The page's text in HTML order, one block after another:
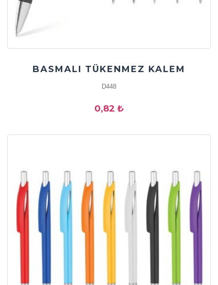
BASMALI TÜKENMEZ KALEM
D448
0,82 ₺